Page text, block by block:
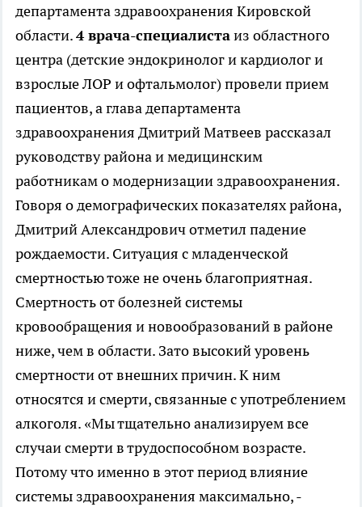
департамента здравоохранения Кировской
области.4 врача-специалистаиз областного
центра (детские эндокринолог и кардиолог и
взрослые ЛОР и офтальмолог) провели прием
пациентов, а глава департамента
здравоохранения Дмитрий Матвеев рассказал
руководству района и медицинским
работникам о модернизации здравоохранения.
Говоря о демографических показателях района,
Дмитрий Александрович отметил падение
рождаемости. Ситуация с младенческой
смертностью тоже не очень благоприятная.
Смертность от болезней системы
кровообращения и новообразований в районе
ниже, чем в области. Зато высокий уровень
смертности от внешних причин. К ним
относятся и смерти, связанные с употреблением
алкоголя. «Мы тщательно анализируем все
случаи смерти в трудоспособном возрасте.
Потому что именно в этот период влияние
системы здравоохранения максимально, -